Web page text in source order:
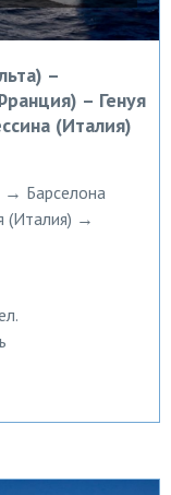
–
– Генуя
(Италия)
→ Барселона
(Италия) →